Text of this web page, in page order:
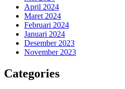
April 2024
Maret 2024
Februari 2024
Januari 2024
Desember 2023
November 2023
Categories